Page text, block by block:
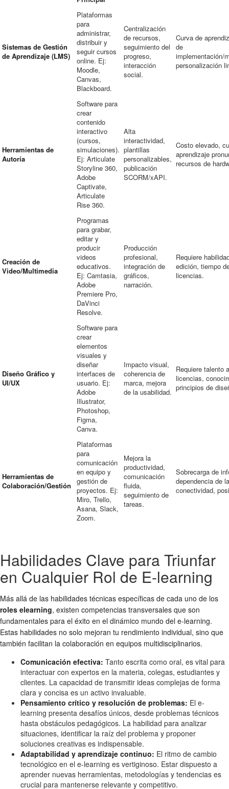
Sistemas de Gestión
de Aprendizaje (LMS)
Plataformas
para
administrar,
distribuir y
seguir cursos
online. Ej:
Moodle,
Canvas,
Blackboard.
Centralización
de recursos,
seguimiento del
progreso,
interacción
social.
Curva de
de
implementación/
personalización
Herramientas de
Autoría
Software para
crear
contenido
interactivo
(cursos,
simulaciones).
Ej: Articulate
Storyline 360,
Adobe
Captivate,
Articulate
Rise 360.
Alta
interactividad,
plantillas
personalizables,
publicación
SCORM/xAPI.
Costo elevado,
aprendizaje
recursos de
Creación de
Video/Multimedia
Programas
para grabar,
editar y
producir
videos
educativos.
Ej: Camtasia,
Adobe
Premiere Pro,
DaVinci
Resolve.
Producción
profesional,
integración de
gráficos,
narración.
Requiere
edición, tiempo
licencias.
Diseño Gráfico y
UI/UX
Software para
crear
elementos
visuales y
diseñar
interfaces de
usuario. Ej:
Adobe
Illustrator,
Photoshop,
Figma,
Canva.
Impacto visual,
coherencia de
marca, mejora
de la usabilidad.
Requiere talento
licencias,
principios de
Herramientas de
Colaboración/Gestión
Plataformas
para
comunicación
en equipo y
gestión de
proyectos. Ej:
Miro, Trello,
Asana, Slack,
Zoom.
Mejora la
productividad,
comunicación
fluida,
seguimiento de
tareas.
Sobrecarga de
dependencia de la
conectividad,
Habilidades Clave para Triunfar
en Cualquier Rol de E-learning
Más allá de las habilidades técnicas específicas de cada uno de los
roles elearning, existen competencias transversales que son
fundamentales para el éxito en el dinámico mundo del e-learning.
Estas habilidades no solo mejoran tu rendimiento individual, sino que
también facilitan la colaboración en equipos multidisciplinarios.
Comunicación efectiva: Tanto escrita como oral, es vital para
interactuar con expertos en la materia, colegas, estudiantes y
clientes. La capacidad de transmitir ideas complejas de forma
clara y concisa es un activo invaluable.
Pensamiento crítico y resolución de problemas: El e-
learning presenta desafíos únicos, desde problemas técnicos
hasta obstáculos pedagógicos. La habilidad para analizar
situaciones, identificar la raíz del problema y proponer
soluciones creativas es indispensable.
Adaptabilidad y aprendizaje continuo: El ritmo de cambio
tecnológico en el e-learning es vertiginoso. Estar dispuesto a
aprender nuevas herramientas, metodologías y tendencias es
crucial para mantenerse relevante y competitivo.